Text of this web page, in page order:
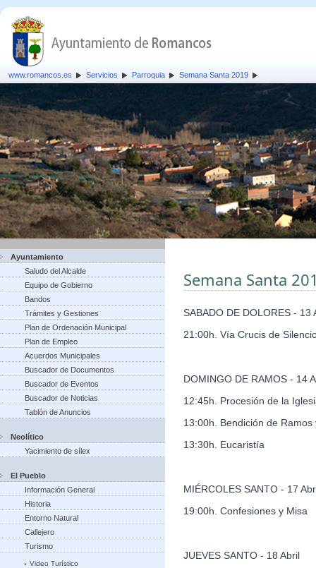
www.romancos.es Servicios Parroquia Semana Santa 2019
Ayuntamiento
Saludo del Alcalde
Equipo de Gobierno
Bandos
Trámites y Gestiones
Plan de Ordenación Municipal
Plan de Empleo
Acuerdos Municipales
Buscador de Documentos
Buscador de Eventos
Buscador de Noticias
Tablón de Anuncios
Neolítico
Yacimiento de sílex
El Pueblo
Información General
Historia
Entorno Natural
Callejero
Turismo
Video Turístico
Semana Santa
SABADO DE DOLORES - 13
21:00h. Vía Crucis de
DOMINGO DE RAMOS - 14
12:45h. Procesión de la
13:00h. Bendición de
13:30h. Eucaristía
MIÉRCOLES SANTO - 17
19:00h. Confesiones y Misa
JUEVES SANTO - 18 Abril